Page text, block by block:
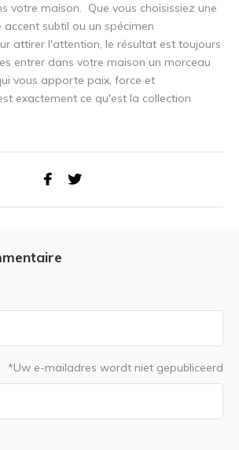
votre maison. Que vous choisissiez une
subtil ou un spécimen
attirer l'attention, le résultat est toujours
entrer dans votre maison un morceau
vous apporte paix, force et
exactement ce qu'est la collection
*Uw e-mailadres wordt niet gepubliceerd